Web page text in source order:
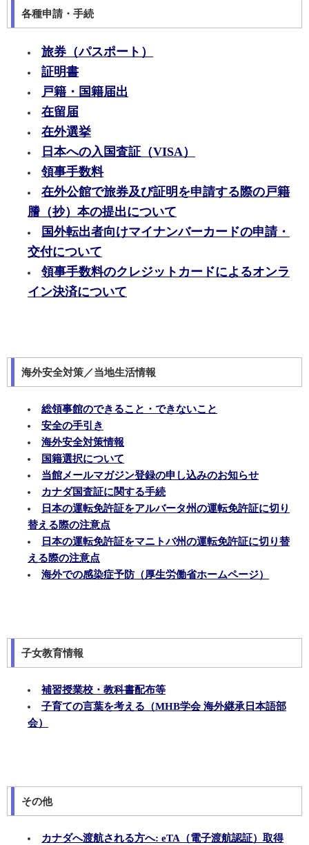
各種申請・手続
旅券（パスポート）
証明書
戸籍・国籍届出
在留届
在外選挙
日本への入国査証（VISA）
領事手数料
在外公館で旅券及び証明を申請する際の戸籍
謄（抄）本の提出について
国外転出者向けマイナンバーカードの申請・
交付について
領事手数料のクレジットカードによるオンラ
イン決済について
海外安全対策／当地生活情報
総領事館のできること・できないこと
安全の手引き
海外安全対策情報
国籍選択について
当館メールマガジン登録の申し込みのお知らせ
カナダ国査証に関する手続
日本の運転免許証をアルバータ州の運転免許証に切り
替える際の注意点
日本の運転免許証をマニトバ州の運転免許証に切り替
える際の注意点
海外での感染症予防（厚生労働省ホームページ）
子女教育情報
補習授業校・教科書配布等
子育ての言葉を考える（MHB学会 海外継承日本語部
会）
その他
カナダへ渡航される方へ: eTA（電子渡航認証）取得